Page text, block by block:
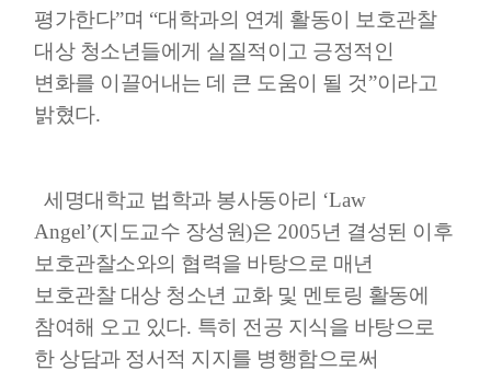
평가한다”며 “대학과의 연계 활동이 보호관찰
대상 청소년들에게 실질적이고 긍정적인
변화를 이끌어내는 데 큰 도움이 될 것”이라고
밝혔다.
세명대학교 법학과 봉사동아리 ‘Law
Angel’(지도교수 장성원)은 2005년 결성된 이후
보호관찰소와의 협력을 바탕으로 매년
보호관찰 대상 청소년 교화 및 멘토링 활동에
참여해 오고 있다. 특히 전공 지식을 바탕으로
한 상담과 정서적 지지를 병행함으로써